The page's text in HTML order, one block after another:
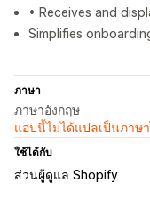
• Receives and
Simplifies
ภาษา
ภาษาอังกฤษ
แอปนี้ไม่ได้แปลเป็นภาษ
ใช้ได้กับ
ส่วนผู้ดูแล Shopify